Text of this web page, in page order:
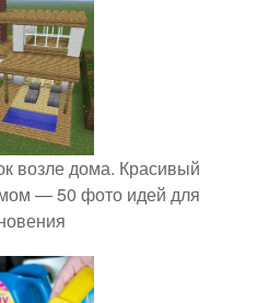
возле дома. Красивый
— 50 фото идей для